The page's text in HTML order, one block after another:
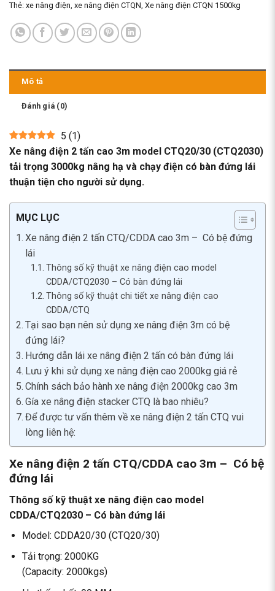
Thẻ: xe nâng điện, xe nâng điện CTQN, Xe nâng điện CTQN 1500kg
Mô tả
Đánh giá (0)
5 (1)
Xe nâng điện 2 tấn cao 3m model CTQ20/30 (CTQ2030)
tải trọng 3000kg nâng hạ và chạy điện có bàn đứng lái
thuận tiện cho người sử dụng.
MỤC LỤC
Xe nâng điện 2 tấn CTQ/CDDA cao 3m – Có bệ đứng
lái
Thông số kỹ thuật xe nâng điện cao model
CDDA/CTQ2030 – Có bàn đứng lái
Thông số kỹ thuật chi tiết xe nâng điện cao
CDDA/CTQ
Tại sao bạn nên sử dụng xe nâng điện 3m có bệ
đứng lái?
Hướng dẫn lái xe nâng điện 2 tấn có bàn đứng lái
Lưu ý khi sử dụng xe nâng điện cao 2000kg giá rẻ
Chính sách bảo hành xe nâng điện 2000kg cao 3m
Gía xe nâng điện stacker CTQ là bao nhiêu?
Để được tư vấn thêm về xe nâng điện 2 tấn CTQ vui
lòng liên hệ:
Xe nâng điện 2 tấn CTQ/CDDA cao 3m – Có bệ
đứng lái
Thông số kỹ thuật xe nâng điện cao model
CDDA/CTQ2030 – Có bàn đứng lái
Model: CDDA20/30 (CTQ20/30)
Tải trọng: 2000KG
(Capacity: 2000kgs)